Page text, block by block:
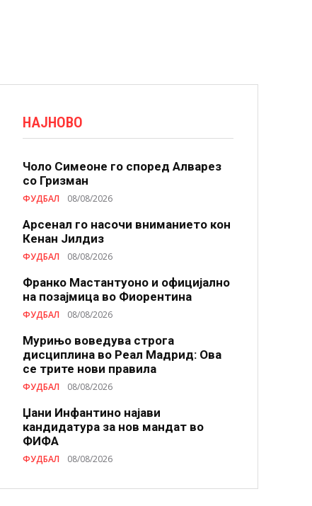
НАЈНОВО
Чоло Симеоне го според Алварез
со Гризман
ФУДБАЛ 08/08/2026
Арсенал го насочи вниманието кон
Кенан Јилдиз
ФУДБАЛ 08/08/2026
Франко Мастантуоно и официјално
на позајмица во Фиорентина
ФУДБАЛ 08/08/2026
Мурињо воведува строга
дисциплина во Реал Мадрид: Ова
се трите нови правила
ФУДБАЛ 08/08/2026
Џани Инфантино најави
кандидатура за нов мандат во
ФИФА
ФУДБАЛ 08/08/2026